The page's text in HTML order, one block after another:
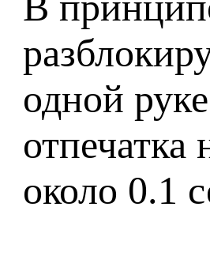
одной
отпечатка
около 0.1